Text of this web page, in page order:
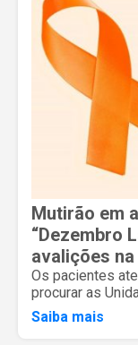
Mutirão em
“Dezembro
avalições
Os pacientes
procurar as
Saiba mais